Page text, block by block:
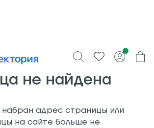
не найдена
адрес страницы или
на сайте больше не